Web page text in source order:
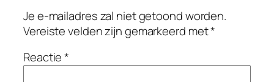
Je e-mailadres zal niet getoond worden.
Vereiste velden zijn gemarkeerd met*
Reactie*